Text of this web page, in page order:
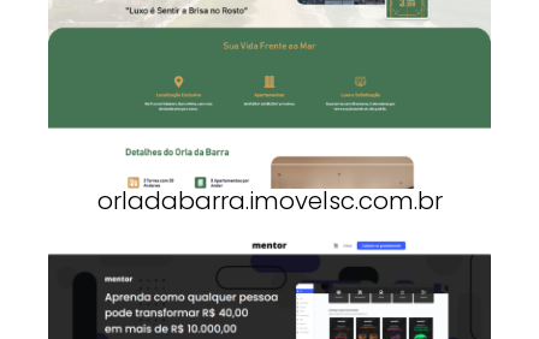
orladabarra.imovelsc.com.br